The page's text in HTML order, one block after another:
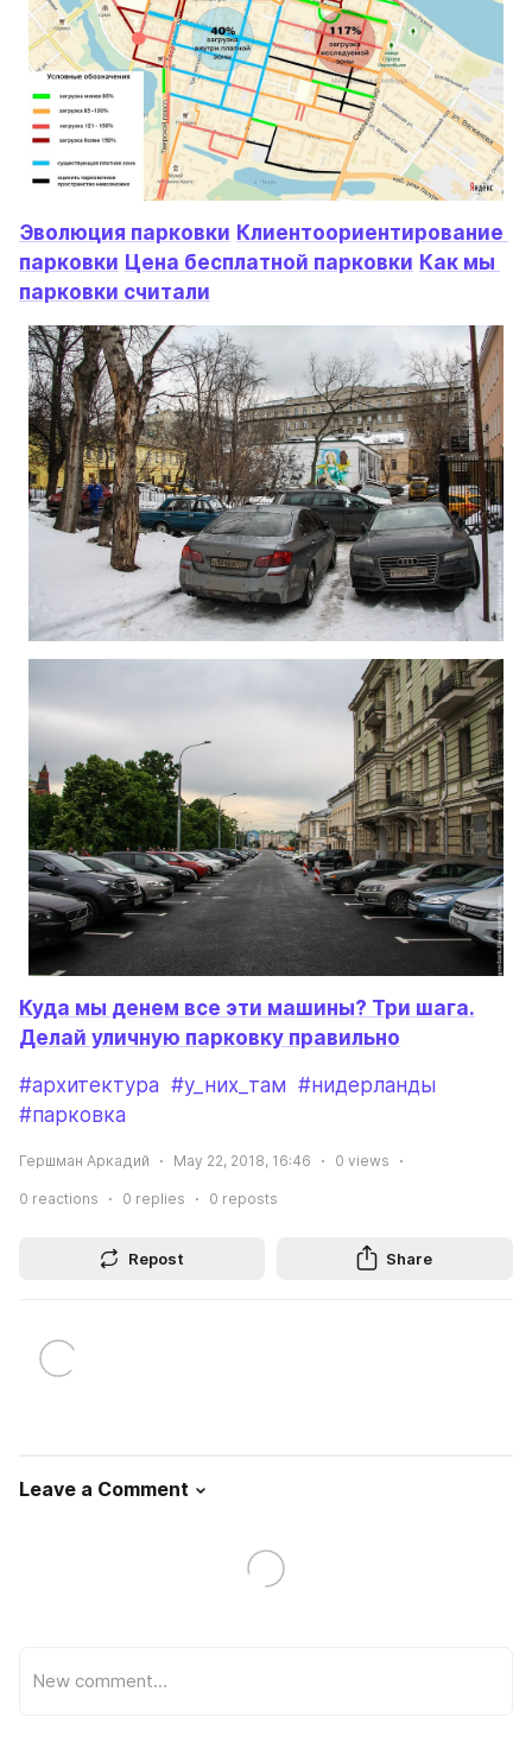
Эволюция парковки Клиентоориентирование
парковки Цена бесплатной парковки Как мы
парковки считали
Куда мы денем все эти машины? Три шага.
Делай уличную парковку правильно
#архитектура #у_них_там #нидерланды
#парковка
Гершман Аркадий May 22, 2018, 16:46 0 views
0 reactions 0 replies 0 reposts
Repost Share
Leave a Comment